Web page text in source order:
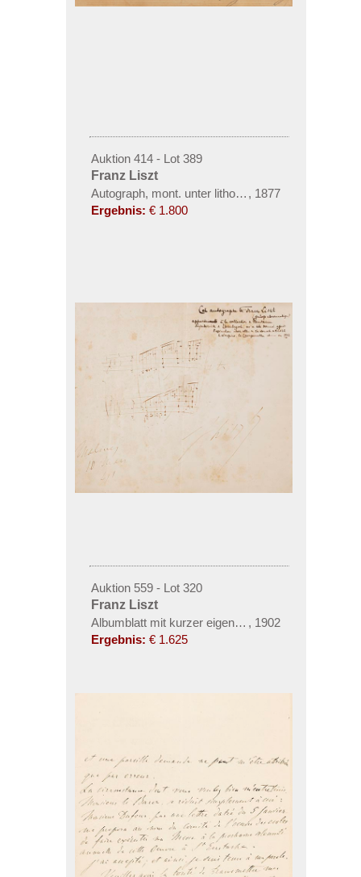
Auktion 414 - Lot 389
Franz Liszt
Autograph, mont. unter lithogr. Porträt. Ca. 1877.
, 1877
Ergebnis: € 1.800
Auktion 559 - Lot 320
Franz Liszt
Albumblatt mit kurzer eigenhändiger Partitur u.
, 1902
Ergebnis: € 1.625